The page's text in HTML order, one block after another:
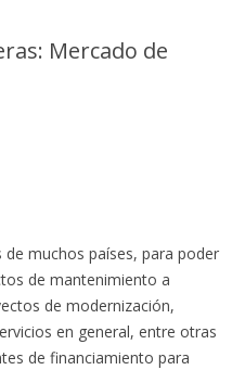
Mercado de
muchos países, para poder
de mantenimiento a
de modernización,
en general, entre otras
de financiamiento para